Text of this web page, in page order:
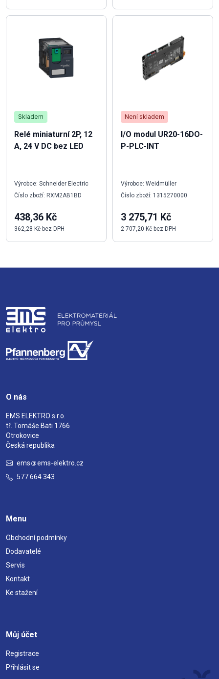
Skladem
Relé miniaturní 2P, 12
A, 24 V DC bez LED
Výrobce: Schneider Electric
Číslo zboží: RXM2AB1BD
438,36 Kč
362,28 Kč bez DPH
Není skladem
I/O modul UR20-16DO-
P-PLC-INT
Výrobce: Weidmüller
Číslo zboží: 1315270000
3 275,71 Kč
2 707,20 Kč bez DPH
O nás
EMS ELEKTRO s.r.o.
tř. Tomáše Bati 1766
Otrokovice
Česká republika
ems
ems-elektro.cz
577 664 343
Menu
Obchodní podmínky
Dodavatelé
Servis
Kontakt
Ke stažení
Můj účet
Registrace
Přihlásit se